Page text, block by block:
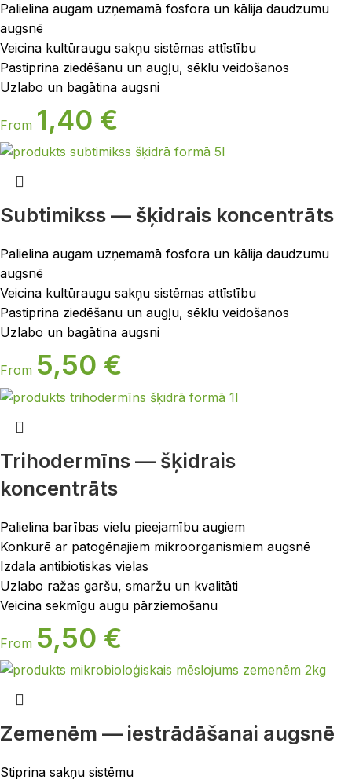
Palielina augam uzņemamā fosfora un kālija daudzumu
augsnē
Veicina kultūraugu sakņu sistēmas attīstību
Pastiprina ziedēšanu un augļu, sēklu veidošanos
Uzlabo un bagātina augsni
From 1,40 €
Subtimikss — šķidrais koncentrāts
Palielina augam uzņemamā fosfora un kālija daudzumu
augsnē
Veicina kultūraugu sakņu sistēmas attīstību
Pastiprina ziedēšanu un augļu, sēklu veidošanos
Uzlabo un bagātina augsni
From 5,50 €
Trihodermīns — šķidrais
koncentrāts
Palielina barības vielu pieejamību augiem
Konkurē ar patogēnajiem mikroorganismiem augsnē
Izdala antibiotiskas vielas
Uzlabo ražas garšu, smaržu un kvalitāti
Veicina sekmīgu augu pārziemošanu
From 5,50 €
Zemenēm — iestrādāšanai augsnē
Stiprina sakņu sistēmu